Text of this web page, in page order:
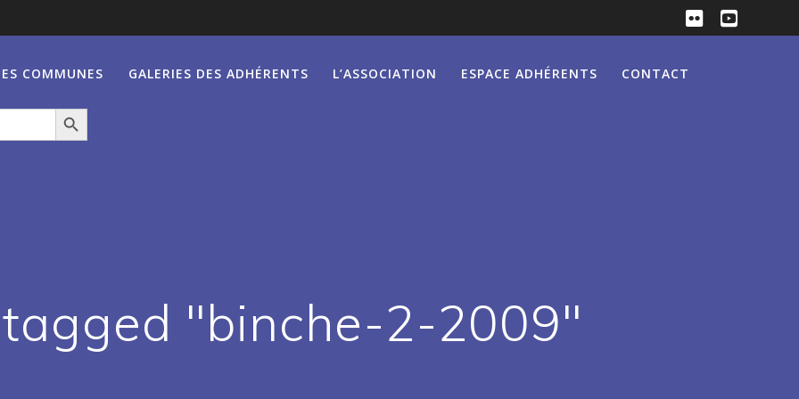
COMMUNES GALERIES DES ADHÉRENTS L’ASSOCIATION ESPACE ADHÉRENTS CONTACT
Search Button
"binche-2-2009"